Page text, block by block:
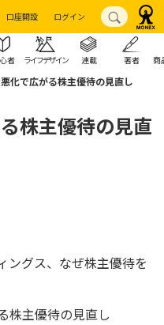
口座開設 ログイン
者 ライフデザイン 連載 著者 商
化で広がる株主優待の見直し
株主優待の見直
ングス、なぜ株主優待を
株主優待の見直し